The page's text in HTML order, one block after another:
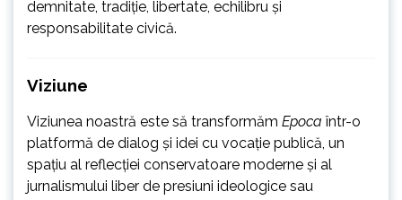
demnitate, tradiție, libertate, echilibru și
responsabilitate civică.
Viziune
Viziunea noastră este să transformăm Epoca într-o
platformă de dialog și idei cu vocație publică, un
spațiu al reflecției conservatoare moderne și al
jurnalismului liber de presiuni ideologice sau